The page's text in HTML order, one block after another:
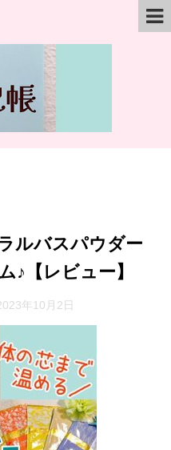
ルバスパウダー
♪【レビュー】
年10月2日